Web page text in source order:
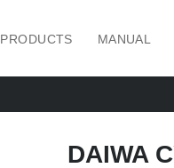
PRODUCTS MANUAL
DAIWA